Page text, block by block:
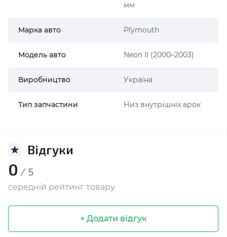
мм
Марка авто Plymouth
Модель авто Neon II (2000–2003)
Виробництво Україна
Тип запчастини Низ внутрішніх арок
Відгуки
0 / 5
середній рейтинг товару
+ Додати відгук